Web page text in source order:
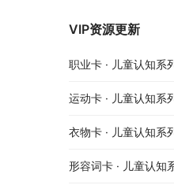
VIP资源更新
职业卡 · 儿童认知系
运动卡 · 儿童认知系
衣物卡 · 儿童认知系
形容词卡 · 儿童认知